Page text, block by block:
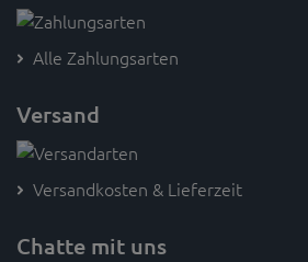
Alle Zahlungsarten
Versand
Versandkosten & Lieferzeit
Chatte mit uns